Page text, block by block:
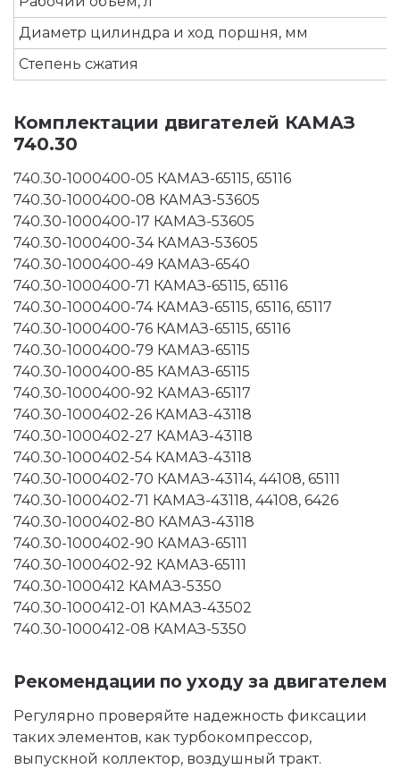
Диаметр цилиндра и ход поршня, мм
Степень сжатия
Комплектации двигателей КАМАЗ
740.30
740.30-1000400-05 КАМАЗ-65115, 65116
740.30-1000400-08 КАМАЗ-53605
740.30-1000400-17 КАМАЗ-53605
740.30-1000400-34 КАМАЗ-53605
740.30-1000400-49 КАМАЗ-6540
740.30-1000400-71 КАМАЗ-65115, 65116
740.30-1000400-74 КАМАЗ-65115, 65116, 65117
740.30-1000400-76 КАМАЗ-65115, 65116
740.30-1000400-79 КАМАЗ-65115
740.30-1000400-85 КАМАЗ-65115
740.30-1000400-92 КАМАЗ-65117
740.30-1000402-26 КАМАЗ-43118
740.30-1000402-27 КАМАЗ-43118
740.30-1000402-54 КАМАЗ-43118
740.30-1000402-70 КАМАЗ-43114, 44108, 65111
740.30-1000402-71 КАМАЗ-43118, 44108, 6426
740.30-1000402-80 КАМАЗ-43118
740.30-1000402-90 КАМАЗ-65111
740.30-1000402-92 КАМАЗ-65111
740.30-1000412 КАМАЗ-5350
740.30-1000412-01 КАМАЗ-43502
740.30-1000412-08 КАМАЗ-5350
Рекомендации по уходу за двигателем
Регулярно проверяйте надежность фиксации
таких элементов, как турбокомпрессор,
выпускной коллектор, воздушный тракт.